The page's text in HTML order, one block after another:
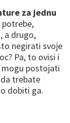
za jednu
potrebe,
a drugo,
negirati svoje
Pa, to ovisi i
mogu postojati
da trebate
dobiti ga.